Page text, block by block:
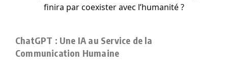
finira par coexister avec l’humanité ?
ChatGPT : Une IA au Service de la
Communication Humaine